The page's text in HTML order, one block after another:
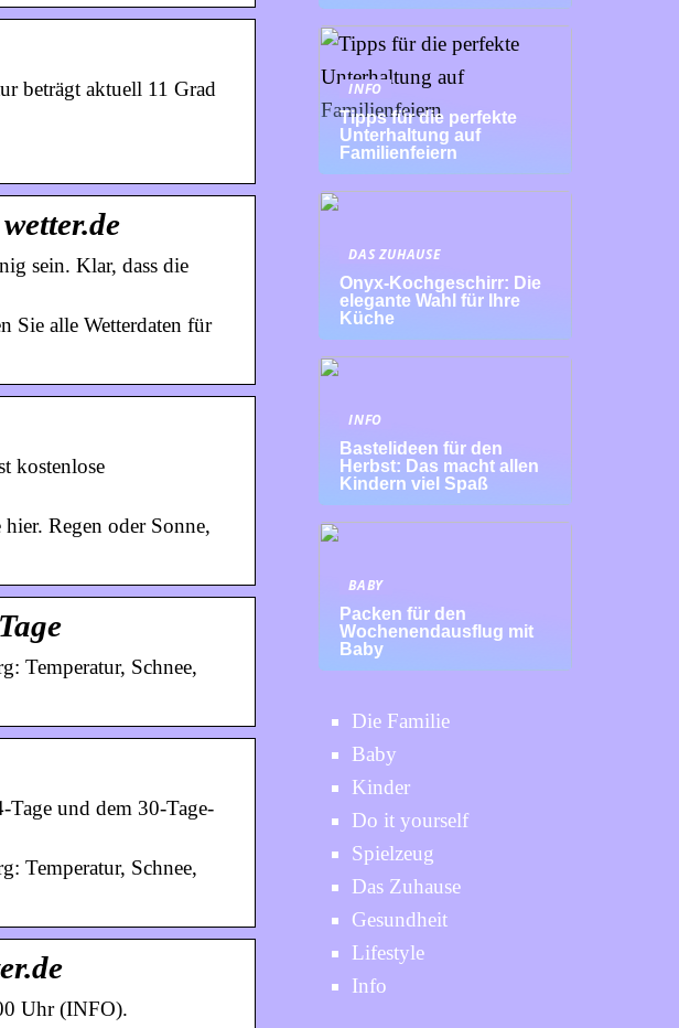
beträgt aktuell 11 Grad
sein. Klar, dass die
alle Wetterdaten für
kostenlose
Regen oder Sonne,
Temperatur, Schnee,
und dem 30-Tage-
Temperatur, Schnee,
Uhr (INFO).
INFO
Tipps für die perfekte
Unterhaltung auf
Familienfeiern
DAS ZUHAUSE
Onyx-Kochgeschirr: Die
elegante Wahl für Ihre
Küche
INFO
Bastelideen für den
Herbst: Das macht allen
Kindern viel Spaß
BABY
Packen für den
Wochenendausflug mit
Baby
Die Familie
Baby
Kinder
Do it yourself
Spielzeug
Das Zuhause
Gesundheit
Lifestyle
Info